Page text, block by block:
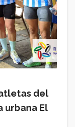
del
urbana El